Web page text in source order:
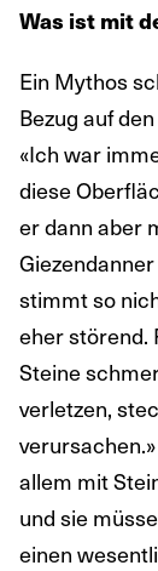
Was ist mit
Ein Mythos
Bezug auf
«Ich war
diese
er dann aber
stimmt so
eher störend.
Steine
verletzen,
allem mit
und sie
einen